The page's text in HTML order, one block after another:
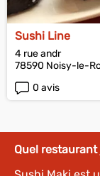
Sushi Line
4 rue andr
78590 Noisy-le-
0 avis
Quel